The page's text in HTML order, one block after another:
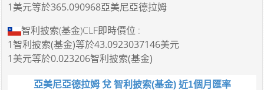
1美元等於365.090968亞美尼亞德拉姆
智利披索(基金)CLF即時價位 :
1智利披索(基金)等於43.0923037146美元
1美元等於0.023206智利披索(基金)
亞美尼亞德拉姆 兌 智利披索(基金) 近1個月匯率